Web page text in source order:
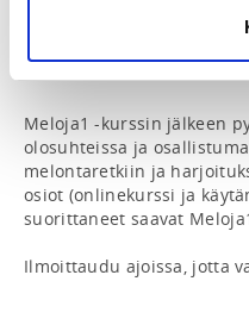
Pitkäsalmen suojainen
Meloja1 -kurssin jälkeen
olosuhteissa ja
melontaretkiin ja
osiot (onlinekurssi ja
suorittaneet saavat
Ilmoittaudu ajoissa, jotta